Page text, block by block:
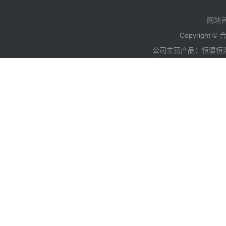
网站
Copyright ©
公司主营产品：恒温